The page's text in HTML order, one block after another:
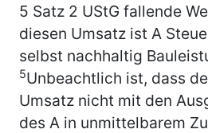
5 Satz 2 UStG fallende
diesen Umsatz ist A
selbst nachhaltig
5Unbeachtlich ist, dass
Umsatz nicht mit den
des A in unmittelbarem